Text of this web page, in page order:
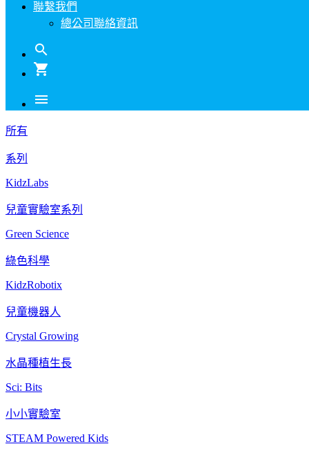
聯繫我們
總公司聯絡資訊
search
shopping_cart
menu
所有
系列
KidzLabs
兒童實驗室系列
Green Science
綠色科學
KidzRobotix
兒童機器人
Crystal Growing
水晶種植生長
Sci: Bits
小小實驗室
STEAM Powered Kids